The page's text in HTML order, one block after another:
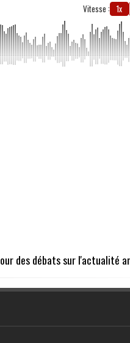
Vitesse : 1x
des débats sur l'actualité